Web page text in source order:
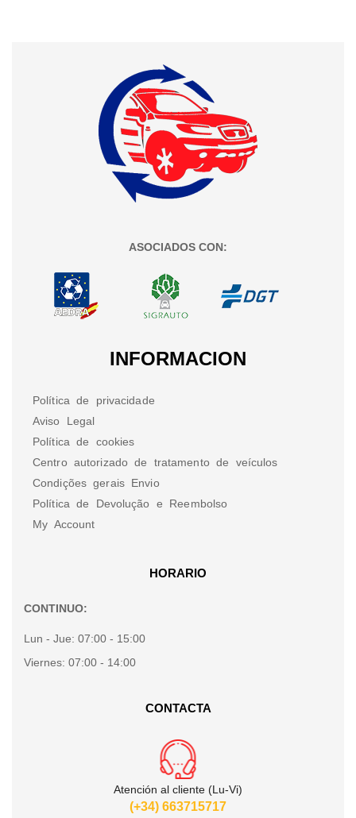
ASOCIADOS CON:
INFORMACION
Política de privacidade
Aviso Legal
Política de cookies
Centro autorizado de tratamento de veículos
Condições gerais Envio
Política de Devolução e Reembolso
My Account
HORARIO
CONTINUO:
Lun - Jue: 07:00 - 15:00
Viernes: 07:00 - 14:00
CONTACTA
Atención al cliente (Lu-Vi)
(+34) 663715717